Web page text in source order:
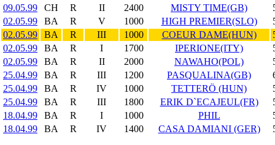
09.05.99
CH R II 2400 MISTY TIME(GB)
02.05.99
BA R V 1000 HIGH PREMIER(SLO)
02.05.99
BA R III 1000 COEUR DAME(HUN)
02.05.99
BA R I 1700 IPERIONE(ITY)
02.05.99
BA R II 2000 NAWAHO(POL)
25.04.99
BA R III 1200 PASQUALINA(GB)
25.04.99
BA R IV 1000 TETTERÖ (HUN)
25.04.99
BA R III 1800 ERIK D`ECAJEUL(FR)
18.04.99
BA R I 1000 PHIL
18.04.99
BA R IV 1400 CASA DAMIANI (GER)